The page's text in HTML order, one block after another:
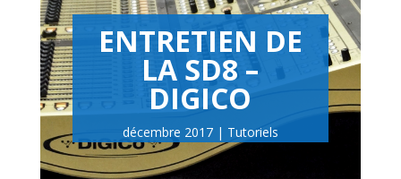
ENTRETIEN DE
LA SD8 –
DIGICO
décembre 2017 Tutoriels